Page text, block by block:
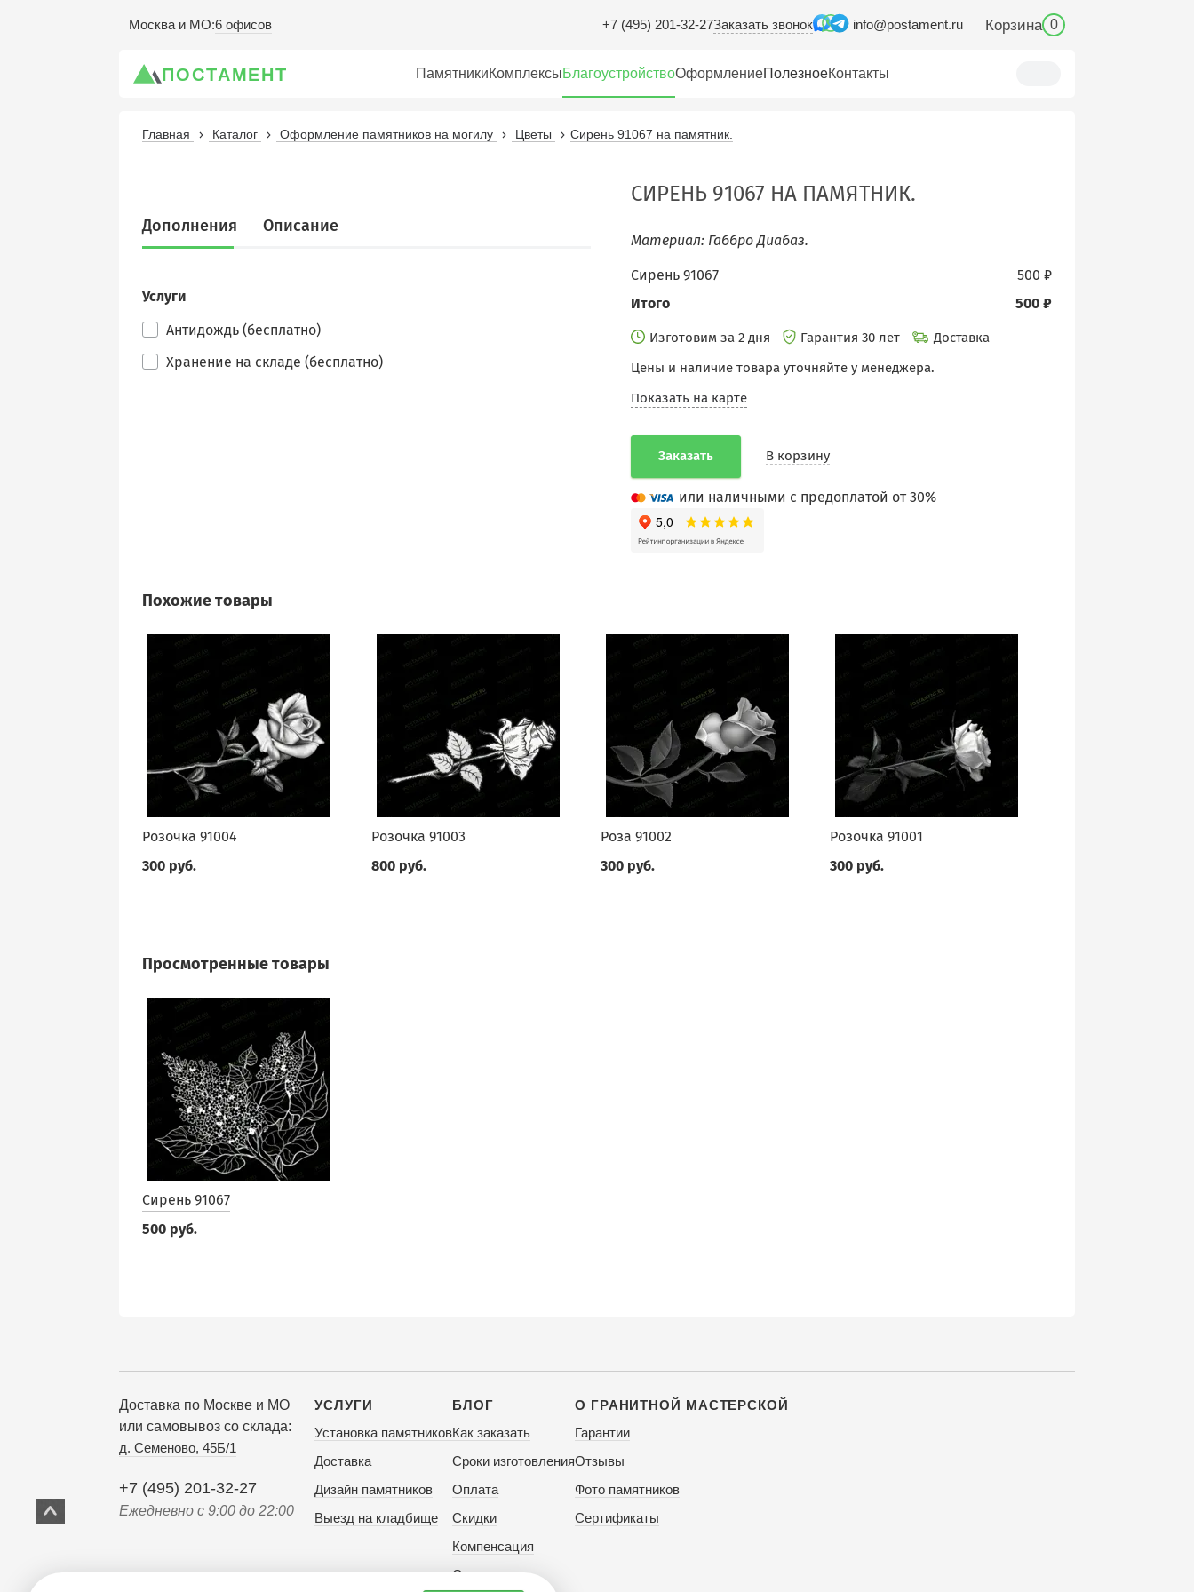
Москва и МО:6 офисов +7 (495) 201-32-27Заказать звонок info@postament.ru Корзина 0
ПОСТАМЕНТ ПамятникиКомплексыБлагоустройствоОформлениеПолезноеКонтакты
Главная Каталог Оформление памятников на могилу Цветы Сирень 91067 на памятник.
Дополнения Описание
Услуги
Антидождь (бесплатно)
Хранение на складе (бесплатно)
СИРЕНЬ 91067 НА ПАМЯТНИК.
Материал: Габбро Диабаз.
500 ₽
Сирень 91067
500 ₽
Итого
Изготовим за 2 дня Гарантия 30 лет
Доставка
Цены и наличие товара уточняйте у менеджера.
Показать на карте
Заказать В корзину
или наличными с предоплатой от 30%
Похожие товары
Розочка 91004
300 руб.
Розочка 91003
800 руб.
Роза 91002
300 руб.
Розочка 91001
300 руб.
Просмотренные товары
Сирень 91067
500 руб.
Доставка по Москве и МО
или самовывоз со склада:
д. Семеново, 45Б/1
+7 (495) 201-32-27
Ежедневно с 9:00 до 22:00
УСЛУГИ
Установка памятников
Доставка
Дизайн памятников
Выезд на кладбище
БЛОГ
Как заказать
Сроки изготовления
Оплата
Скидки
Компенсация
Отзывы
О ГРАНИТНОЙ МАСТЕРСКОЙ
Гарантии
Отзывы
Фото памятников
Сертификаты